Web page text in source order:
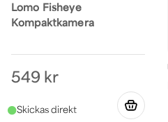
Lomo Fisheye
Kompaktkamera
549 kr